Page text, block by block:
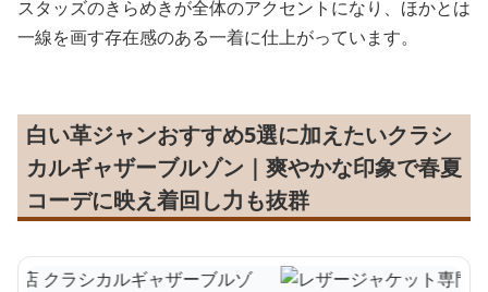
スタッズのきらめきが全体のアクセントになり、ほかとは
一線を画す存在感のある一着に仕上がっています。
白い革ジャンおすすめ5選に加えたいクラシ
カルギャザーブルゾン｜爽やかな印象で春夏
コーデに映え着回し力も抜群